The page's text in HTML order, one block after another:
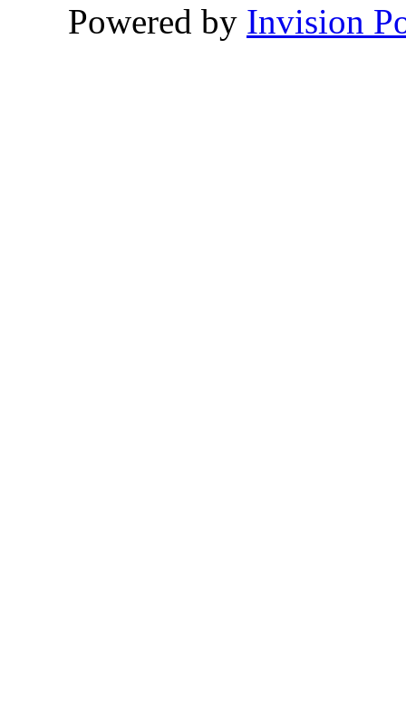
Powered by Invision